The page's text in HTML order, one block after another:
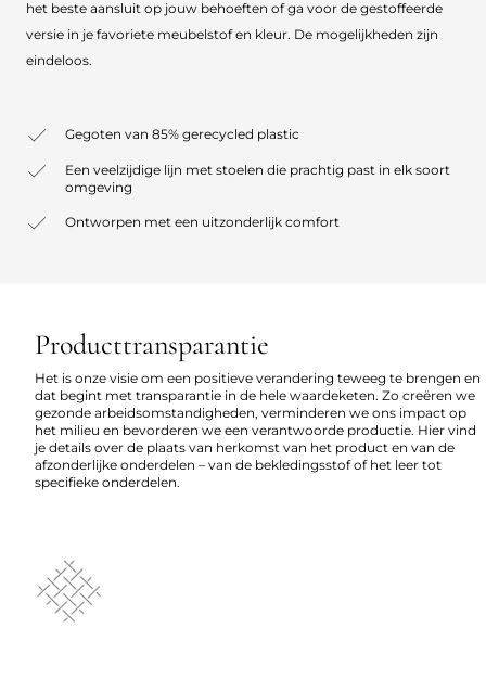
het beste aansluit op jouw behoeften of ga voor de gestoffeerde
versie in je favoriete meubelstof en kleur. De mogelijkheden zijn
eindeloos.
Gegoten van 85% gerecycled plastic
Een veelzijdige lijn met stoelen die prachtig past in elk soort
omgeving
Ontworpen met een uitzonderlijk comfort
Producttransparantie
Het is onze visie om een positieve verandering teweeg te brengen en
dat begint met transparantie in de hele waardeketen. Zo creëren we
gezonde arbeidsomstandigheden, verminderen we ons impact op
het milieu en bevorderen we een verantwoorde productie. Hier vind
je details over de plaats van herkomst van het product en van de
afzonderlijke onderdelen – van de bekledingsstof of het leer tot
specifieke onderdelen.